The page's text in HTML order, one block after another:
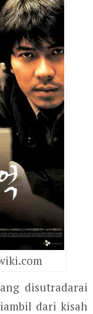
disutradarai
dari kisah